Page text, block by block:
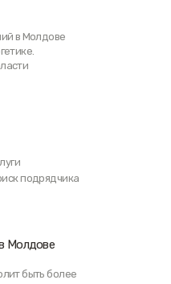
в Молдове
подрядчика
Молдове
быть более